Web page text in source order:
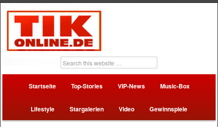
Startseite Top-Stories VIP-News Music-Box
Lifestyle Stargalerien Video Gewinnspiele